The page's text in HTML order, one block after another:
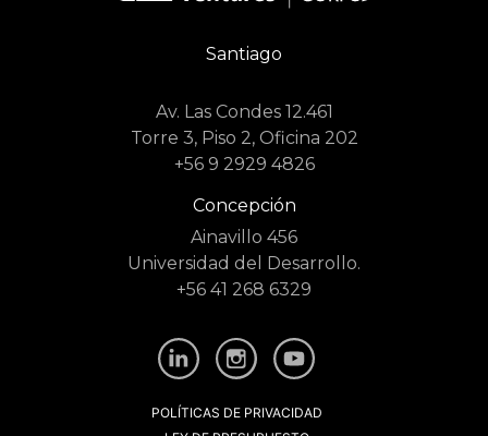
Santiago
Av. Las Condes 12.461
Torre 3, Piso 2, Oficina 202
+56 9 2929 4826
Concepción
Ainavillo 456
Universidad del Desarrollo.
+56 41 268 6329
POLÍTICAS DE PRIVACIDAD